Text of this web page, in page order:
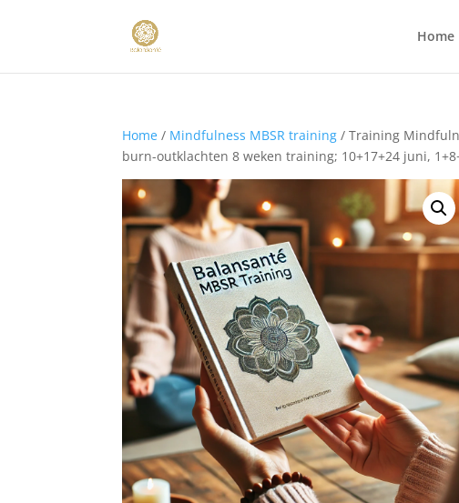
Home
Home / Mindfulness MBSR training / Training
burn-outklachten 8 weken training; 10+17+24 juni,